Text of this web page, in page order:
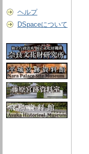
ヘルプ
DSpaceについて